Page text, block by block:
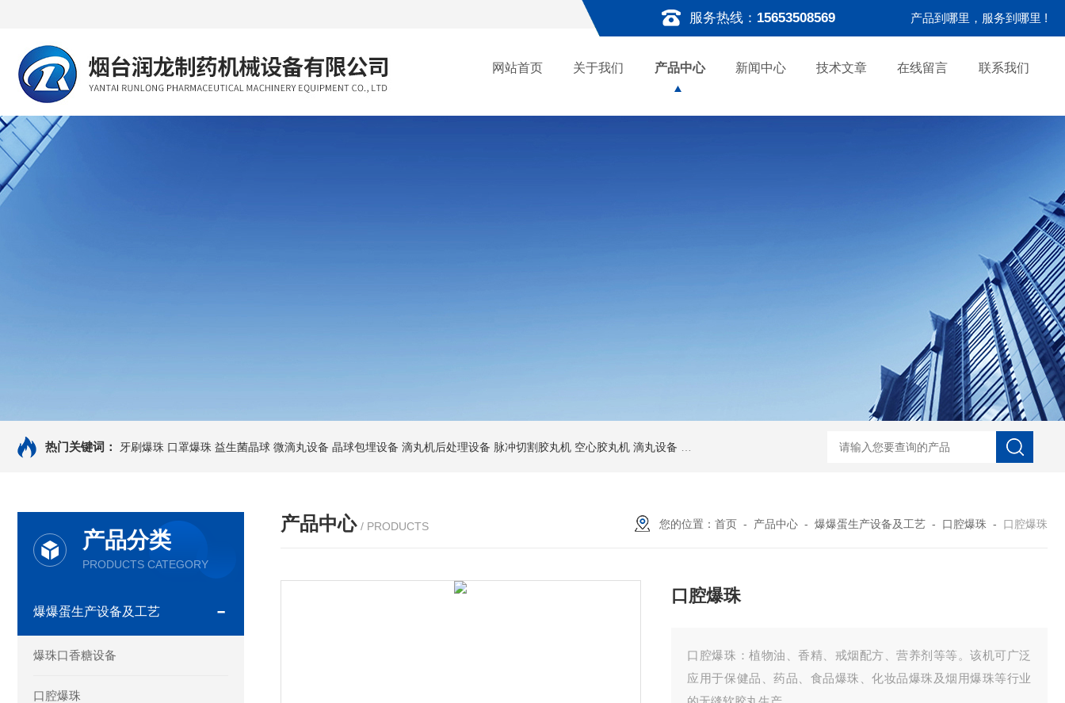
服务热线： 15653508569 产品到哪里，服务到哪里 !
网站首页 关于我们 产品中心 新闻中心 技术文章 在线留言 联系我们
热门关键词： 牙刷爆珠 口罩爆珠 益生菌晶球 微滴丸设备 晶球包埋设备 滴丸机后处理设备 脉冲切割胶丸机 空心胶丸机 滴丸设备 爆爆蛋生产线 全自动滴丸机厂家 DWJ-S1系列实验
产品分类
PRODUCTS CATEGORY
爆爆蛋生产设备及工艺
爆珠口香糖设备
口腔爆珠
产品中心 / PRODUCTS 您的位置： 首页 - 产品中心 - 爆爆蛋生产设备及工艺 - 口腔爆珠 - 口腔爆珠
口腔爆珠
口腔爆珠：植物油、香精、戒烟配方、营养剂等等。该机可广泛
应用于保健品、药品、食品爆珠、化妆品爆珠及烟用爆珠等行业